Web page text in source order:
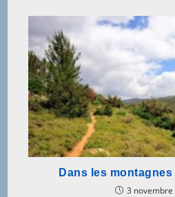
Dans les
3 novembre